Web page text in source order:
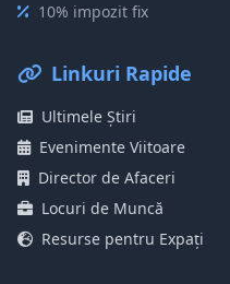
10% impozit fix
Linkuri Rapide
Ultimele Știri
Evenimente Viitoare
Director de Afaceri
Locuri de Muncă
Resurse pentru Expați